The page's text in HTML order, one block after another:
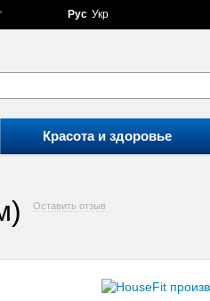
Рус Укр
Красота и здоровье
Оставить отзыв